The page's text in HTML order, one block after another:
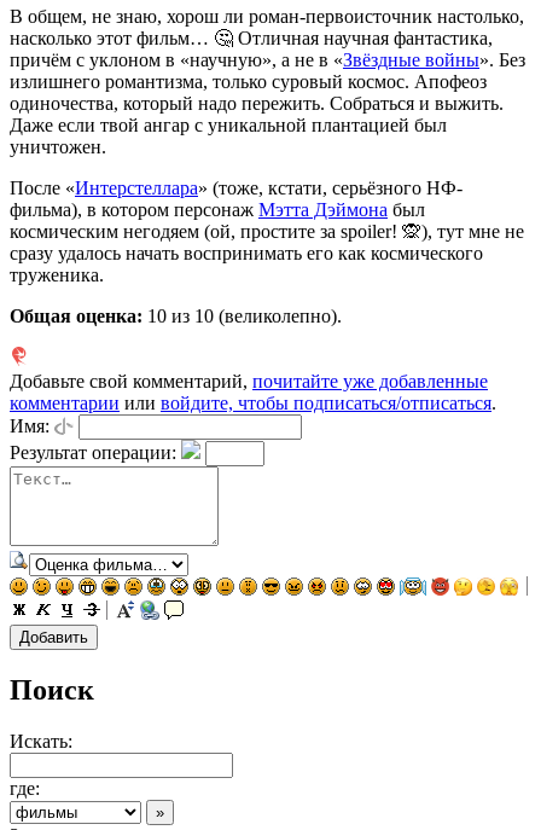
В общем, не знаю, хорош ли роман-первоисточник настолько,
насколько этот фильм… 🤔 Отличная научная фантастика,
причём с уклоном в «научную», а не в «Звёздные войны». Без
излишнего романтизма, только суровый космос. Апофеоз
одиночества, который надо пережить. Собраться и выжить.
Даже если твой ангар с уникальной плантацией был
уничтожен.
После «Интерстеллара» (тоже, кстати, серьёзного НФ-
фильма), в котором персонаж Мэтта Дэймона был
космическим негодяем (ой, простите за spoiler! 🙊), тут мне не
сразу удалось начать воспринимать его как космического
труженика.
Общая оценка: 10 из 10 (великолепно).
Добавьте свой комментарий, почитайте уже добавленные
комментарии или войдите, чтобы подписаться/отписаться.
Имя:
Результат операции:
Поиск
Искать:
где: